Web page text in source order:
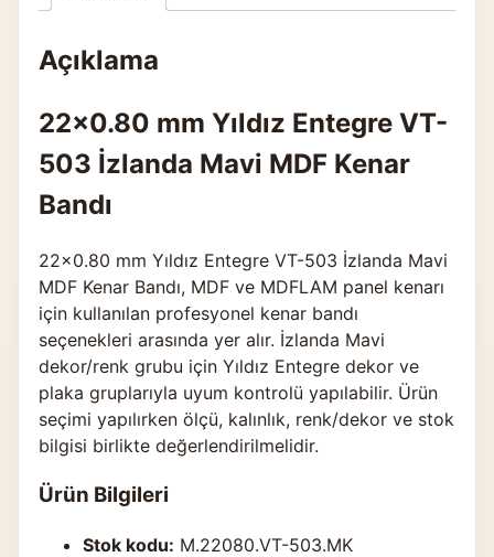
Açıklama
22×0.80 mm Yıldız Entegre VT-
503 İzlanda Mavi MDF Kenar
Bandı
22×0.80 mm Yıldız Entegre VT-503 İzlanda Mavi
MDF Kenar Bandı, MDF ve MDFLAM panel kenarı
için kullanılan profesyonel kenar bandı
seçenekleri arasında yer alır. İzlanda Mavi
dekor/renk grubu için Yıldız Entegre dekor ve
plaka gruplarıyla uyum kontrolü yapılabilir. Ürün
seçimi yapılırken ölçü, kalınlık, renk/dekor ve stok
bilgisi birlikte değerlendirilmelidir.
Ürün Bilgileri
Stok kodu: M.22080.VT-503.MK